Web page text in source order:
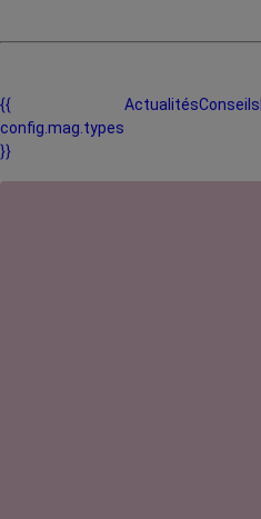
{{
config.mag.types
}}
ActualitésConseils